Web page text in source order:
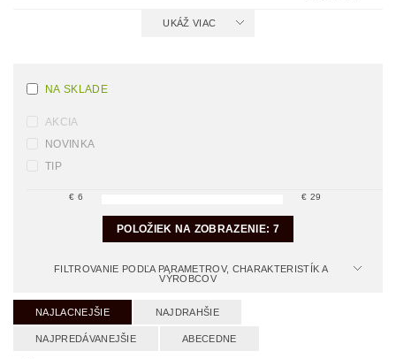
UKÁŽ VIAC
NA SKLADE
AKCIA
NOVINKA
TIP
€6 € 29
POLOŽIEK NA ZOBRAZENIE: 7
FILTROVANIE PODĽA PARAMETROV, CHARAKTERISTÍK A
VÝROBCOV
NAJLACNEJŠIE NAJDRAHŠIE
NAJPREDÁVANEJŠIE ABECEDNE